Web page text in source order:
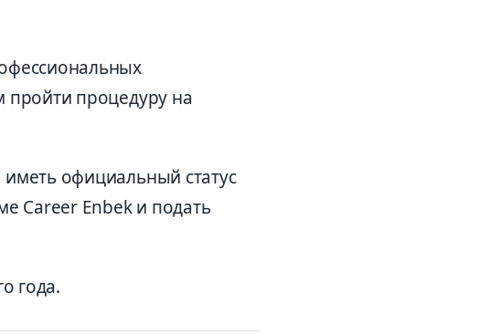
пройти процедуру на
официальный статус
Career Enbek и подать
года.